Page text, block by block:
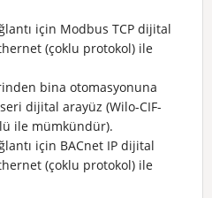
için Modbus TCP dijital
(çoklu protokol) ile
bina otomasyonuna
dijital arayüz (Wilo-CIF-
ile mümkündür).
için BACnet IP dijital
(çoklu protokol) ile